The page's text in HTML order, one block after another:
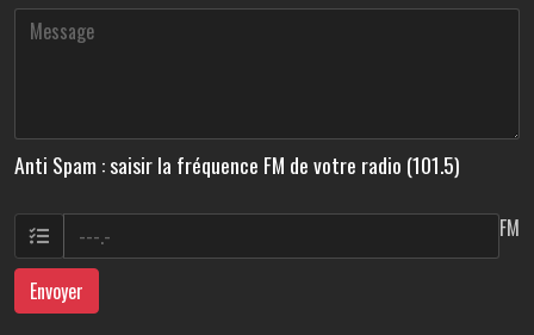
Anti Spam : saisir la fréquence FM de votre radio (101.5)
FM
Envoyer